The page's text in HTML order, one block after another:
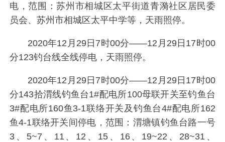
电，范围：苏州市相城区太平街道青漪社区居民委
员会、苏州市相城区太平中学等，天雨照停。
2020年12月29日7时00分——12月29日17时00
分123钓台线全线停电，天雨照停。
2020年12月29日7时00分——12月29日17时00
分143拾渭线钓鱼台1#配电所100母联开关至钓鱼台
3#配电所160鱼3-1联络开关及钓鱼台4#配电所162
鱼4-1联络开关间停电，范围：渭塘镇钓鱼台路一号
3、5~7、11、12、15、16、19~22、28~31、